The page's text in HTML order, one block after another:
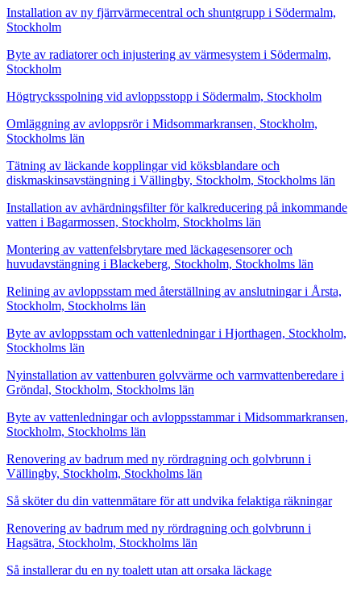
Installation av ny fjärrvärmecentral och shuntgrupp i Södermalm,
Stockholm
Byte av radiatorer och injustering av värmesystem i Södermalm,
Stockholm
Högtrycksspolning vid avloppsstopp i Södermalm, Stockholm
Omläggning av avloppsrör i Midsommarkransen, Stockholm,
Stockholms län
Tätning av läckande kopplingar vid köksblandare och
diskmaskinsavstängning i Vällingby, Stockholm, Stockholms län
Installation av avhärdningsfilter för kalkreducering på inkommande
vatten i Bagarmossen, Stockholm, Stockholms län
Montering av vattenfelsbrytare med läckagesensorer och
huvudavstängning i Blackeberg, Stockholm, Stockholms län
Relining av avloppsstam med återställning av anslutningar i Årsta,
Stockholm, Stockholms län
Byte av avloppsstam och vattenledningar i Hjorthagen, Stockholm,
Stockholms län
Nyinstallation av vattenburen golvvärme och varmvattenberedare i
Gröndal, Stockholm, Stockholms län
Byte av vattenledningar och avloppsstammar i Midsommarkransen,
Stockholm, Stockholms län
Renovering av badrum med ny rördragning och golvbrunn i
Vällingby, Stockholm, Stockholms län
Så sköter du din vattenmätare för att undvika felaktiga räkningar
Renovering av badrum med ny rördragning och golvbrunn i
Hagsätra, Stockholm, Stockholms län
Så installerar du en ny toalett utan att orsaka läckage